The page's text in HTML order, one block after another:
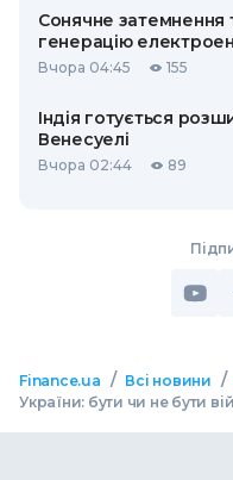
Сонячне затемнення
генерацію
Вчора 04:45 155
Індія готується
Венесуелі
Вчора 02:44 89
Finance.ua / Всі новини /
України: бути чи не бути